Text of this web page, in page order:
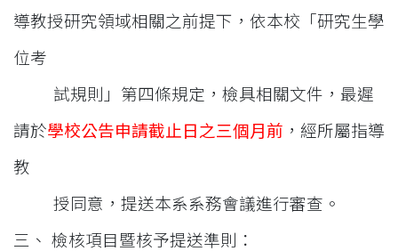
導教授研究領域相關之前提下，依本校「研究生學
位考
試規則」第四條規定，檢具相關文件，最遲
請於學校公告申請截止日之三個月前 ，經所屬指導
教
授同意，提送本系系務會議進行審查。
三、 檢核項目暨核予提送準則：